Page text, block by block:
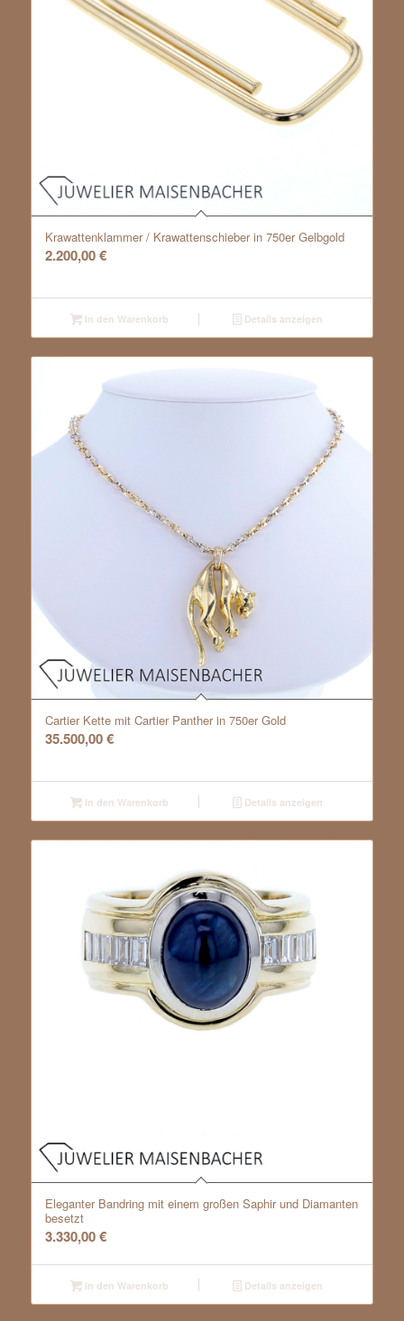
Krawattenklammer / Krawattenschieber in 750er Gelbgold
2.200,00€
In den Warenkorb Details anzeigen
Cartier Kette mit Cartier Panther in 750er Gold
35.500,00€
In den Warenkorb Details anzeigen
Eleganter Bandring mit einem großen Saphir und Diamanten
besetzt
3.330,00€
In den Warenkorb Details anzeigen